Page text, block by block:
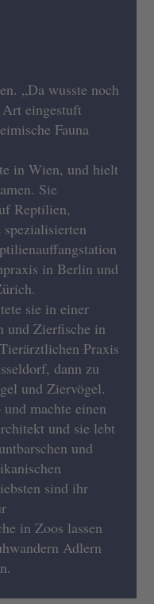
„Da wusste noch
Art eingestuft
Fauna
in Wien, und hielt
Sie
Reptilien,
in Berlin und
sie in einer
Zierfische in
Praxis
dann zu
und Ziervögel.
machte einen
und sie lebt
und
sind ihr
in Zoos lassen
Adlern